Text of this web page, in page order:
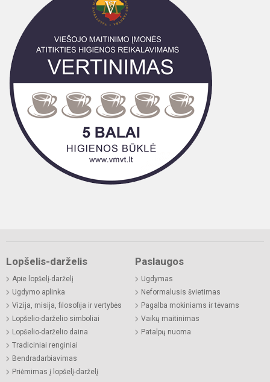
Lopšelis-darželis
Apie lopšelį-darželį
Ugdymo aplinka
Vizija, misija, filosofija ir vertybės
Lopšelio-darželio simboliai
Lopšelio-darželio daina
Tradiciniai renginiai
Bendradarbiavimas
Priėmimas į lopšelį-darželį
Paslaugos
Ugdymas
Neformalusis švietimas
Pagalba mokiniams ir tėvams
Vaikų maitinimas
Patalpų nuoma